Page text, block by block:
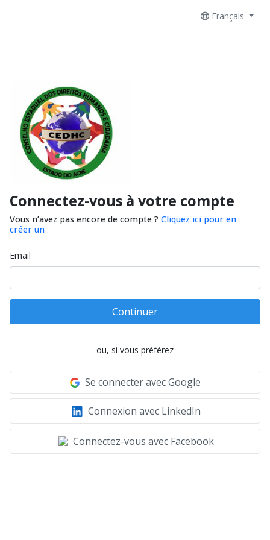
Français
Connectez-vous à votre compte
Vous n’avez pas encore de compte ? Cliquez ici pour en
créer un
Email
Continuer
ou, si vous préférez
Se connecter avec Google
Connexion avec LinkedIn
Connectez-vous avec Facebook